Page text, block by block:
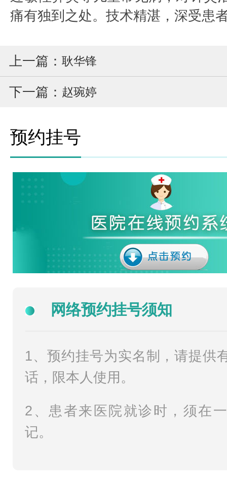
痛有独到之处。技术精湛，深受患
上一篇： 耿华锋
下一篇： 赵琬婷
预约挂号
网络预约挂号须知
1、预约挂号为实名制，请提供
话，限本人使用。
2、患者来医院就诊时，须在
记。